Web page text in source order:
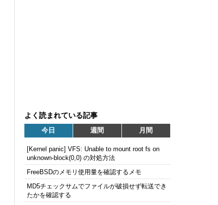
よく読まれている記事
今日 週間 月間
[Kernel panic] VFS: Unable to mount root fs on
unknown-block(0,0) の対処方法
FreeBSDのメモリ使用量を確認するメモ
MD5チェックサムでファイルが破損せず転送でき
たかを確認する